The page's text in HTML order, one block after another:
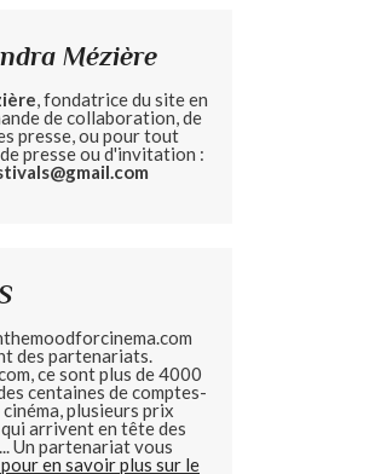
Mézière
, fondatrice du site en
de collaboration, de
presse, ou pour tout
presse ou d'invitation :
des partenariats.
ce sont plus de 4000
centaines de comptes-
plusieurs prix
arrivent en tête des
Un partenariat vous
en savoir plus sur le